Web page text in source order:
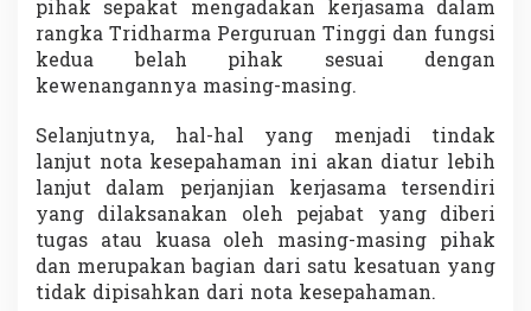
S
U
d
a
m
P
e
m
b
a
n
g
pihak sepakat mengadakan kerjasama dalam
rangka Tridharma Perguruan Tinggi dan fungsi
kedua belah pihak sesuai dengan
kewenangannya masing-masing.
Selanjutnya, hal-hal yang menjadi tindak
lanjut nota kesepahaman ini akan diatur lebih
lanjut dalam perjanjian kerjasama tersendiri
yang dilaksanakan oleh pejabat yang diberi
tugas atau kuasa oleh masing-masing pihak
dan merupakan bagian dari satu kesatuan yang
tidak dipisahkan dari nota kesepahaman.